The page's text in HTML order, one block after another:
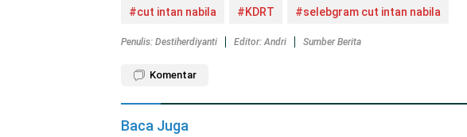
#cut intan nabila #KDRT #selebgram cut intan nabila
Penulis: Destiherdiyanti Editor: Andri Sumber Berita
Komentar
Baca Juga